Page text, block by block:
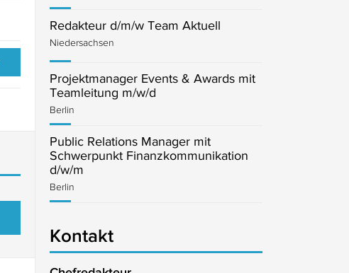
Redakteur d/m/w Team Aktuell
Niedersachsen
Projektmanager Events & Awards mit
Teamleitung m/w/d
Berlin
Public Relations Manager mit
Schwerpunkt Finanzkommunikation
d/w/m
Berlin
Kontakt